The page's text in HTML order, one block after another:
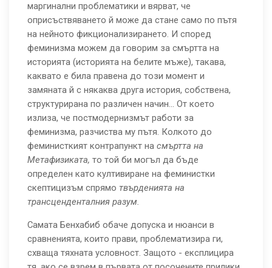
маргинални проблематики и вярват, че
оприсъствяването й може да стане само по пътя
на нейното фикционализирането. И според
феминизма можем да говорим за смъртта на
историята (историята на белите мъже), такава,
каквато е била правена до този момент и
замяната й с някаква друга история, собствена,
структурирана по различен начин... От което
излиза, че постмодернизмът работи за
феминизма, разчиства му пътя. Колкото до
феминисткият контрапункт на смъртта на
Метафизиката, то той би могъл да бъде
определен като култивиране на феминистки
скептицизъм спрямо твърденията на
трансценденталния разум.
Самата Бенхабиб обаче допуска и нюанси в
сравненията, които прави, проблематизира ги,
схваща тяхната условност. Защото - експлицира